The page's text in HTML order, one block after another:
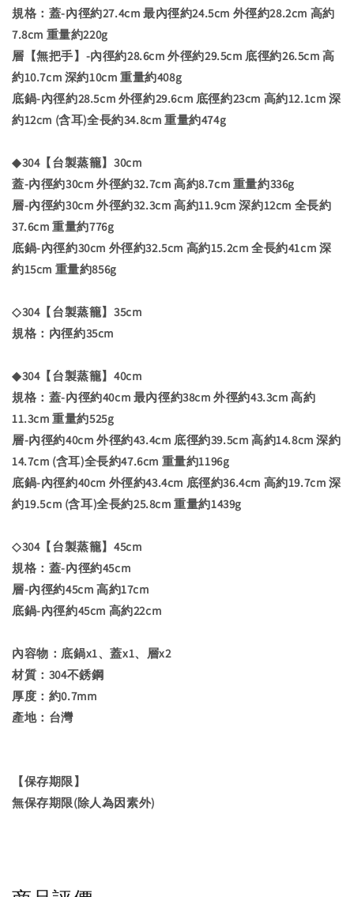
規格：蓋-內徑約27.4cm 最內徑約24.5cm 外徑約28.2cm 高約
7.8cm 重量約220g
層【無把手】-內徑約28.6cm 外徑約29.5cm 底徑約26.5cm 高
約10.7cm 深約10cm 重量約408g
底鍋-內徑約28.5cm 外徑約29.6cm 底徑約23cm 高約12.1cm 深
約12cm (含耳)全長約34.8cm 重量約474g
◆304【台製蒸籠】30cm
蓋-內徑約30cm 外徑約32.7cm 高約8.7cm 重量約336g
層-內徑約30cm 外徑約32.3cm 高約11.9cm 深約12cm 全長約
37.6cm 重量約776g
底鍋-內徑約30cm 外徑約32.5cm 高約15.2cm 全長約41cm 深
約15cm 重量約856g
◇304【台製蒸籠】35cm
規格：內徑約35cm
◆304【台製蒸籠】40cm
規格：蓋-內徑約40cm 最內徑約38cm 外徑約43.3cm 高約
11.3cm 重量約525g
層-內徑約40cm 外徑約43.4cm 底徑約39.5cm 高約14.8cm 深約
14.7cm (含耳)全長約47.6cm 重量約1196g
底鍋-內徑約40cm 外徑約43.4cm 底徑約36.4cm 高約19.7cm 深
約19.5cm (含耳)全長約25.8cm 重量約1439g
◇304【台製蒸籠】45cm
規格：蓋-內徑約45cm
層-內徑約45cm 高約17cm
底鍋-內徑約45cm 高約22cm
內容物：底鍋x1、蓋x1、層x2
材質：304不銹鋼
厚度：約0.7mm
產地：台灣
【保存期限】
無保存期限(除人為因素外)